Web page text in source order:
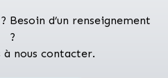
Besoin d’un renseignement
?
à nous contacter.